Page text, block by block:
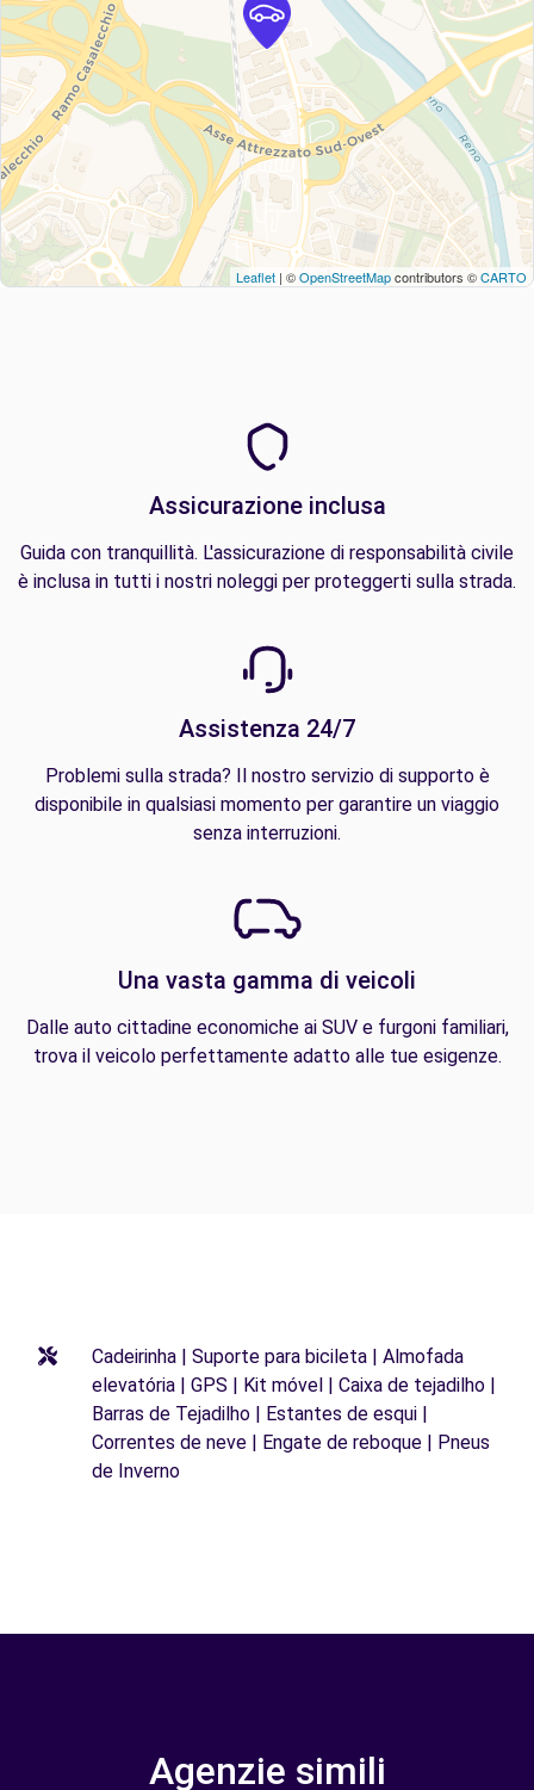
Leaflet | ©OpenStreetMapcontributors ©CARTO
Assicurazione inclusa
Guida con tranquillità. L'assicurazione di responsabilità civile
è inclusa in tutti i nostri noleggi per proteggerti sulla strada.
Assistenza 24/7
Problemi sulla strada? Il nostro servizio di supporto è
disponibile in qualsiasi momento per garantire un viaggio
senza interruzioni.
Una vasta gamma di veicoli
Dalle auto cittadine economiche ai SUV e furgoni familiari,
trova il veicolo perfettamente adatto alle tue esigenze.
Cadeirinha | Suporte para bicileta | Almofada
elevatória | GPS | Kit móvel | Caixa de tejadilho |
Barras de Tejadilho | Estantes de esqui |
Correntes de neve | Engate de reboque | Pneus
de Inverno
Agenzie simili